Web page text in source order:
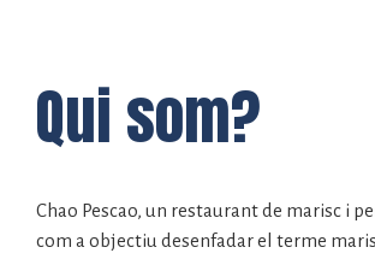
Qui som?
Chao Pescao, un restaurant de marisc i
com a objectiu desenfadar el terme